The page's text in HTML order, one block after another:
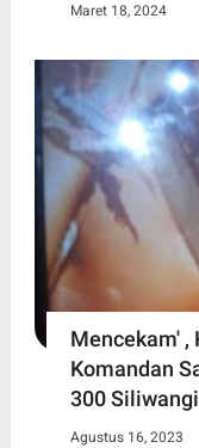
Maret 18, 2024
Mencekam' ,
Komandan
300
Agustus 16, 2023